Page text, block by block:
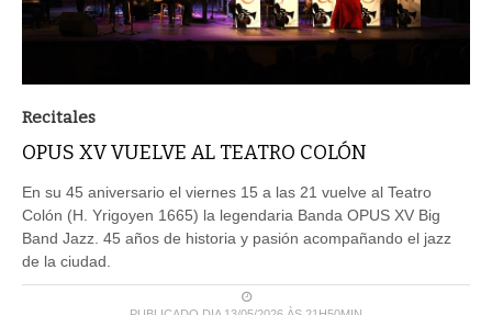
Recitales
OPUS XV VUELVE AL TEATRO COLÓN
En su 45 aniversario el viernes 15 a las 21 vuelve al Teatro
Colón (H. Yrigoyen 1665) la legendaria Banda OPUS XV Big
Band Jazz. 45 años de historia y pasión acompañando el jazz
de la ciudad.